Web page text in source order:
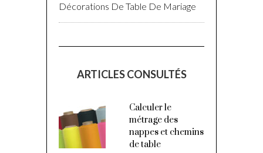
Décorations De Table De Mariage
ARTICLES CONSULTÉS
Calculer le
métrage des
nappes et chemins
de table